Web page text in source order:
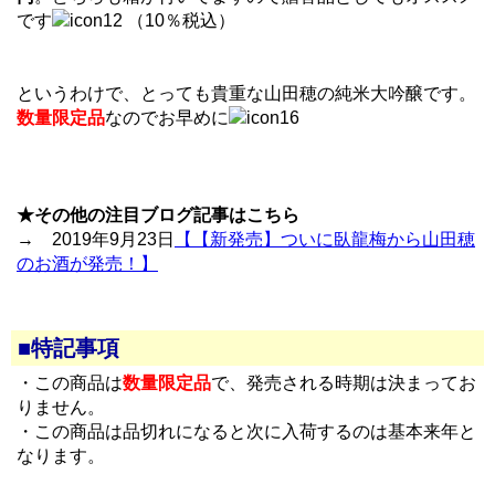
です
（10％税込）
というわけで、とっても貴重な山田穂の純米大吟醸です。
数量限定品なのでお早めに
★その他の注目ブログ記事はこちら
→ 2019年9月23日
【【新発売】ついに臥龍梅から山田穂
のお酒が発売！】
■特記事項
・この商品は数量限定品で、発売される時期は決まってお
りません。
・この商品は品切れになると次に入荷するのは基本来年と
なります。